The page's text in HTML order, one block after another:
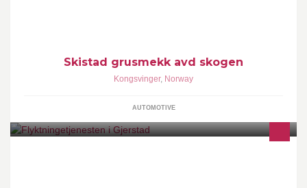
Skistad grusmekk avd skogen
Kongsvinger, Norway
AUTOMOTIVE